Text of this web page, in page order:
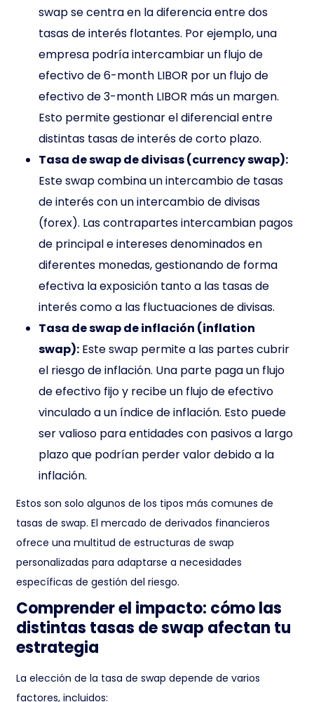
swap se centra en la diferencia entre dos
tasas de interés flotantes. Por ejemplo, una
empresa podría intercambiar un flujo de
efectivo de 6-month LIBOR por un flujo de
efectivo de 3-month LIBOR más un margen.
Esto permite gestionar el diferencial entre
distintas tasas de interés de corto plazo.
Tasa de swap de divisas (currency swap):
Este swap combina un intercambio de tasas
de interés con un intercambio de divisas
(forex). Las contrapartes intercambian pagos
de principal e intereses denominados en
diferentes monedas, gestionando de forma
efectiva la exposición tanto a las tasas de
interés como a las fluctuaciones de divisas.
Tasa de swap de inflación (inflation
swap): Este swap permite a las partes cubrir
el riesgo de inflación. Una parte paga un flujo
de efectivo fijo y recibe un flujo de efectivo
vinculado a un índice de inflación. Esto puede
ser valioso para entidades con pasivos a largo
plazo que podrían perder valor debido a la
inflación.
Estos son solo algunos de los tipos más comunes de
tasas de swap. El mercado de derivados financieros
ofrece una multitud de estructuras de swap
personalizadas para adaptarse a necesidades
específicas de gestión del riesgo.
Comprender el impacto: cómo las
distintas tasas de swap afectan tu
estrategia
La elección de la tasa de swap depende de varios
factores, incluidos: